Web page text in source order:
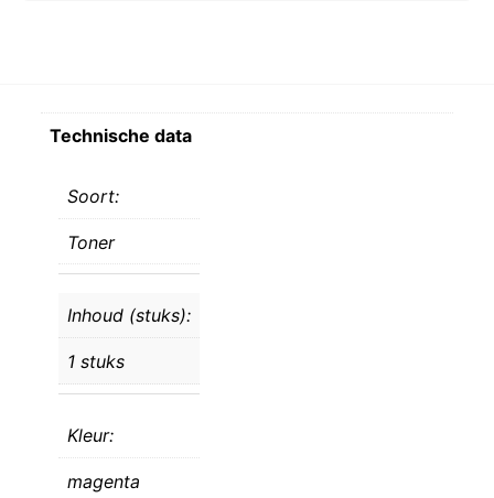
Technische data
Soort:
Toner
Inhoud (stuks):
1 stuks
Kleur:
magenta